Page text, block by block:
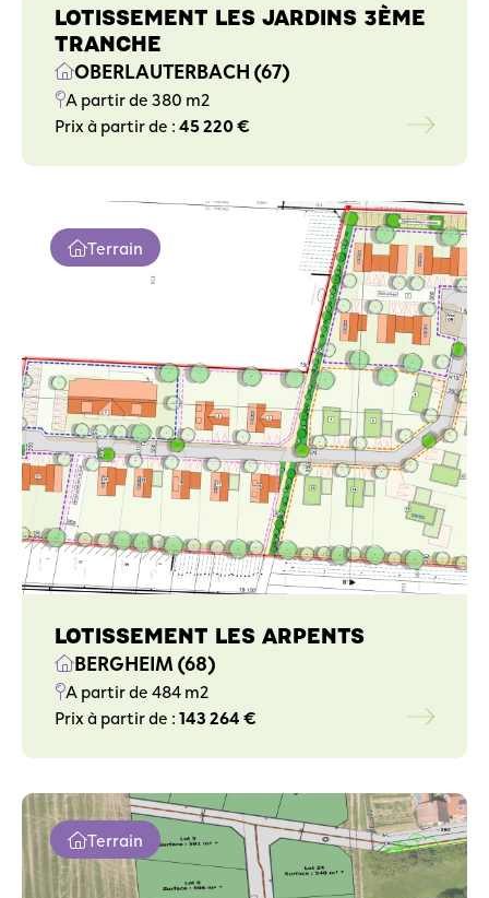
LOTISSEMENT LES JARDINS 3ÈME
TRANCHE
OBERLAUTERBACH (67)
A partir de 380 m2
Prix à partir de :45 220 €
Terrain
LOTISSEMENT LES ARPENTS
BERGHEIM (68)
A partir de 484 m2
Prix à partir de :143 264 €
Terrain